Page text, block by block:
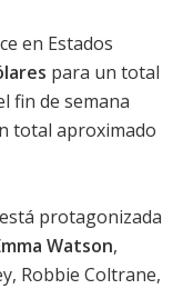
en Estados
para un total
fin de semana
total aproximado
protagonizada
Watson,
, Robbie Coltrane,